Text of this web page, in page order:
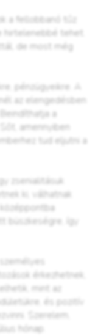
a fellobbanó tűz
hirtelenebbé tehet.
de most még
pénzügyeikre. A
az elengedésben
a
amennyiben
tud eljutni a
zsenialitásuk
ki, válhatnak
büszkeségre, így
érkezhetnek,
mint az
és pozitív
Szerelem,
hónap.